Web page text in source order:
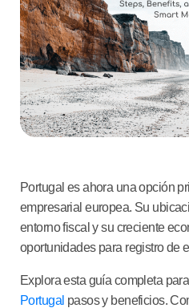
Portugal es ahora una opción
empresarial europea. Su
entorno fiscal y su creciente
oportunidades para registro de
Explora esta guía completa para
Portugal pasos y beneficios.